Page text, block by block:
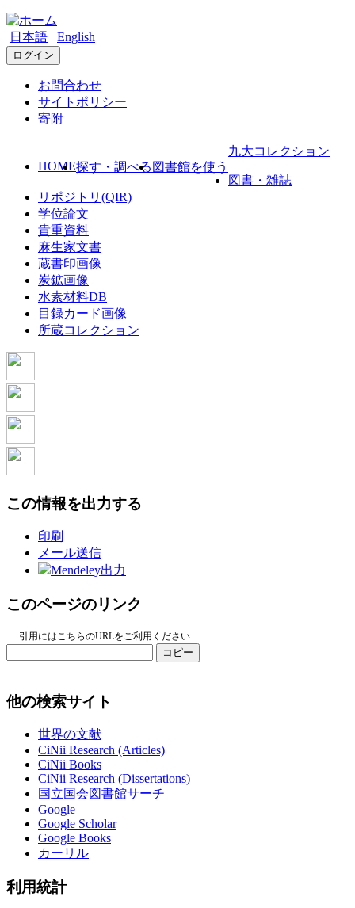
日本語 English
ログイン
お問合わせ
サイトポリシー
寄附
HOME探す・調べる 図書館を使う
九大コレクション
図書・雑誌
リポジトリ(QIR)
学位論文
貴重資料
麻生家文書
蔵書印画像
炭鉱画像
水素材料DB
目録カード画像
所蔵コレクション
この情報を出力する
印刷
メール送信
Mendeley出力
このページのリンク
引用にはこちらのURLをご利用ください
コピー
他の検索サイト
世界の文献
CiNii Research (Articles)
CiNii Books
CiNii Research (Dissertations)
国立国会図書館サーチ
Google
Google Scholar
Google Books
カーリル
利用統計